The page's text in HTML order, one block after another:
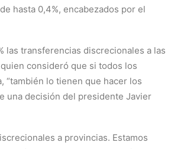
hasta 0,4%, encabezados por el
las transferencias discrecionales a las
consideró que si todos los
“también lo tienen que hacer los
una decisión del presidente Javier
a provincias. Estamos